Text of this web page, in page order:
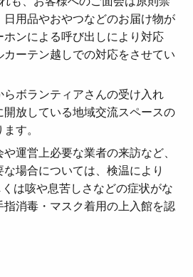
用品やおやつなどのお届け物が
ンによる呼び出しにより対応
カーテン越しでの対応をさせてい
ボランティアさんの受け入れ
放している地域交流スペースの
す。
運営上必要な業者の来訪など、
場合については、検温により
は咳や息苦しさなどの症状がな
消毒・マスク着用の上入館を認